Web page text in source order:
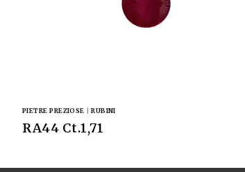
PIETRE PREZIOSE |RUBINI
RA44 Ct.1,71